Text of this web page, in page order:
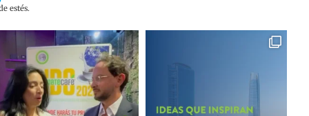
estés.